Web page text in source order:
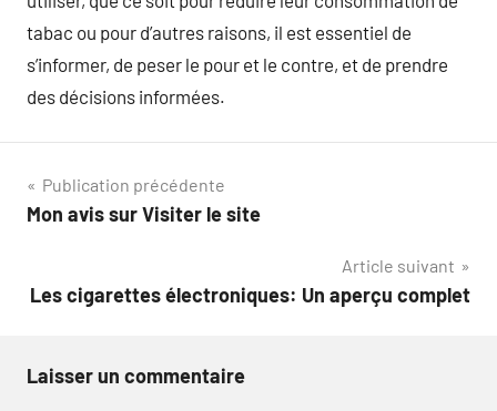
tabac ou pour d’autres raisons, il est essentiel de
s’informer, de peser le pour et le contre, et de prendre
des décisions informées.
Navigation
de
Publication précédente
Mon avis sur Visiter le site
Article suivant
Les cigarettes électroniques: Un aperçu complet
Laisser un commentaire